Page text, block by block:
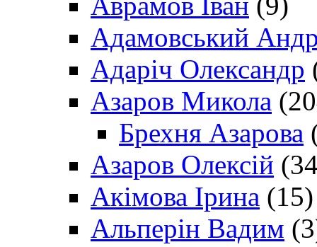
Адамовський
Адаріч Олександр
Азаров Микола
Брехня Азарова
Азаров Олексій
Акімова Ірина (15)
Альперін Вадим